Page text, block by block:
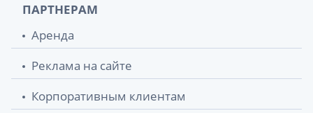
ПАРТНЕРАМ
Аренда
Реклама на сайте
Корпоративным клиентам